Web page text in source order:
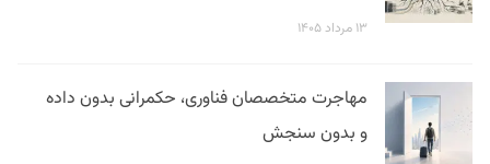
۱۳ مرداد ۱۴۰۵
مهاجرت متخصصان فناوری، حکمرانی بدون داده
و بدون سنجش